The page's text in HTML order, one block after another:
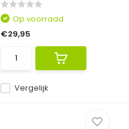
Vergelijk
Op voorraad
€29,95